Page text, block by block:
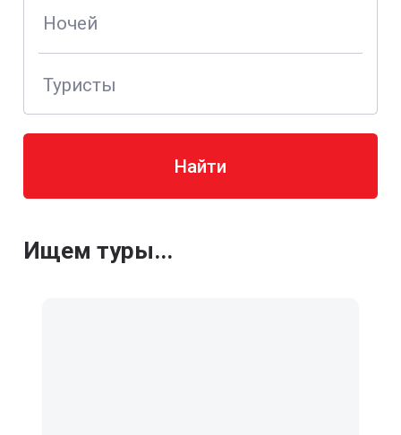
Ночей
Туристы
Найти
Ищем туры...